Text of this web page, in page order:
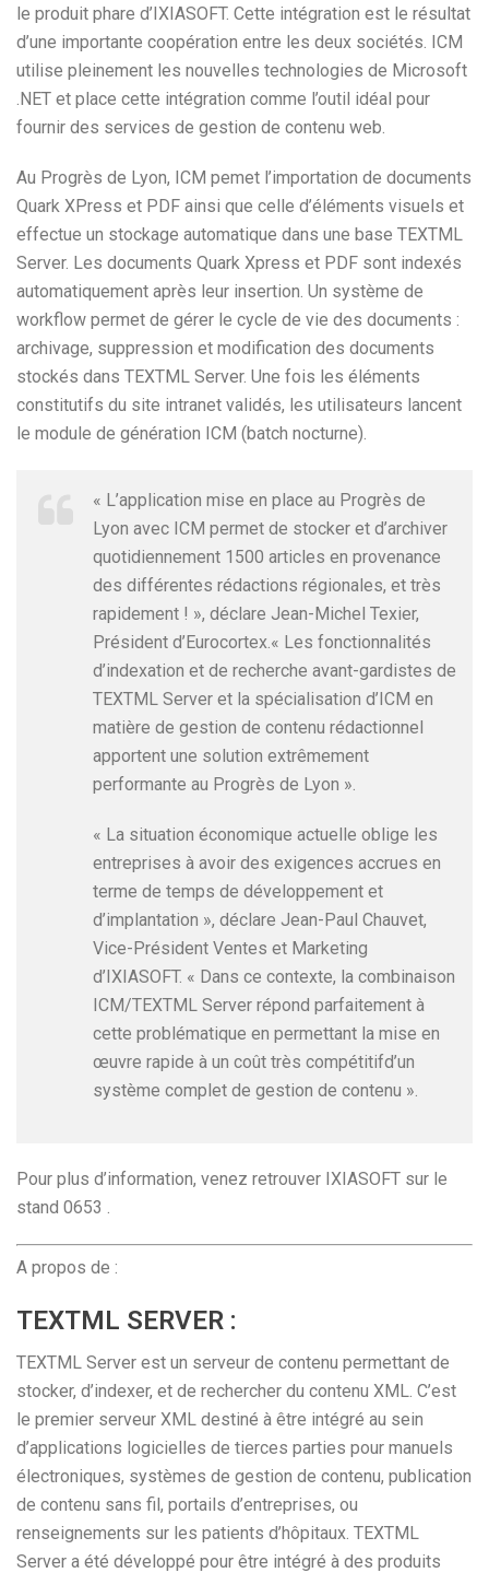
le produit phare d’IXIASOFT. Cette intégration est le résultat
d’une importante coopération entre les deux sociétés. ICM
utilise pleinement les nouvelles technologies de Microsoft
.NET et place cette intégration comme l’outil idéal pour
fournir des services de gestion de contenu web.
Au Progrès de Lyon, ICM pemet l’importation de documents
Quark XPress et PDF ainsi que celle d’éléments visuels et
effectue un stockage automatique dans une base TEXTML
Server. Les documents Quark Xpress et PDF sont indexés
automatiquement après leur insertion. Un système de
workflow permet de gérer le cycle de vie des documents :
archivage, suppression et modification des documents
stockés dans TEXTML Server. Une fois les éléments
constitutifs du site intranet validés, les utilisateurs lancent
le module de génération ICM (batch nocturne).
« L’application mise en place au Progrès de
Lyon avec ICM permet de stocker et d’archiver
quotidiennement 1500 articles en provenance
des différentes rédactions régionales, et très
rapidement ! », déclare Jean-Michel Texier,
Président d’Eurocortex.« Les fonctionnalités
d’indexation et de recherche avant-gardistes de
TEXTML Server et la spécialisation d’ICM en
matière de gestion de contenu rédactionnel
apportent une solution extrêmement
performante au Progrès de Lyon ».
« La situation économique actuelle oblige les
entreprises à avoir des exigences accrues en
terme de temps de développement et
d’implantation », déclare Jean-Paul Chauvet,
Vice-Président Ventes et Marketing
d’IXIASOFT. « Dans ce contexte, la combinaison
ICM/TEXTML Server répond parfaitement à
cette problématique en permettant la mise en
œuvre rapide à un coût très compétitifd’un
système complet de gestion de contenu ».
Pour plus d’information, venez retrouver IXIASOFT sur le
stand 0653 .
A propos de :
TEXTML SERVER :
TEXTML Server est un serveur de contenu permettant de
stocker, d’indexer, et de rechercher du contenu XML. C’est
le premier serveur XML destiné à être intégré au sein
d’applications logicielles de tierces parties pour manuels
électroniques, systèmes de gestion de contenu, publication
de contenu sans fil, portails d’entreprises, ou
renseignements sur les patients d’hôpitaux. TEXTML
Server a été développé pour être intégré à des produits